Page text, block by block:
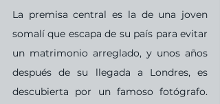
La premisa central es la de una joven
somalí que escapa de su país para evitar
un matrimonio arreglado, y unos años
después de su llegada a Londres, es
descubierta por un famoso fotógrafo.